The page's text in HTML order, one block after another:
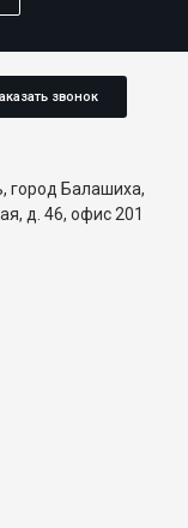
звонок
город Балашиха,
д. 46, офис 201